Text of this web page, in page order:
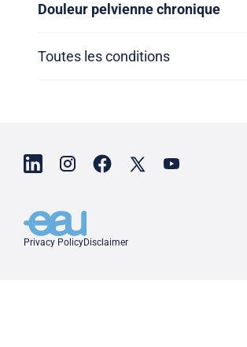
Douleur pelvienne chronique
Toutes les conditions
Privacy PolicyDisclaimer